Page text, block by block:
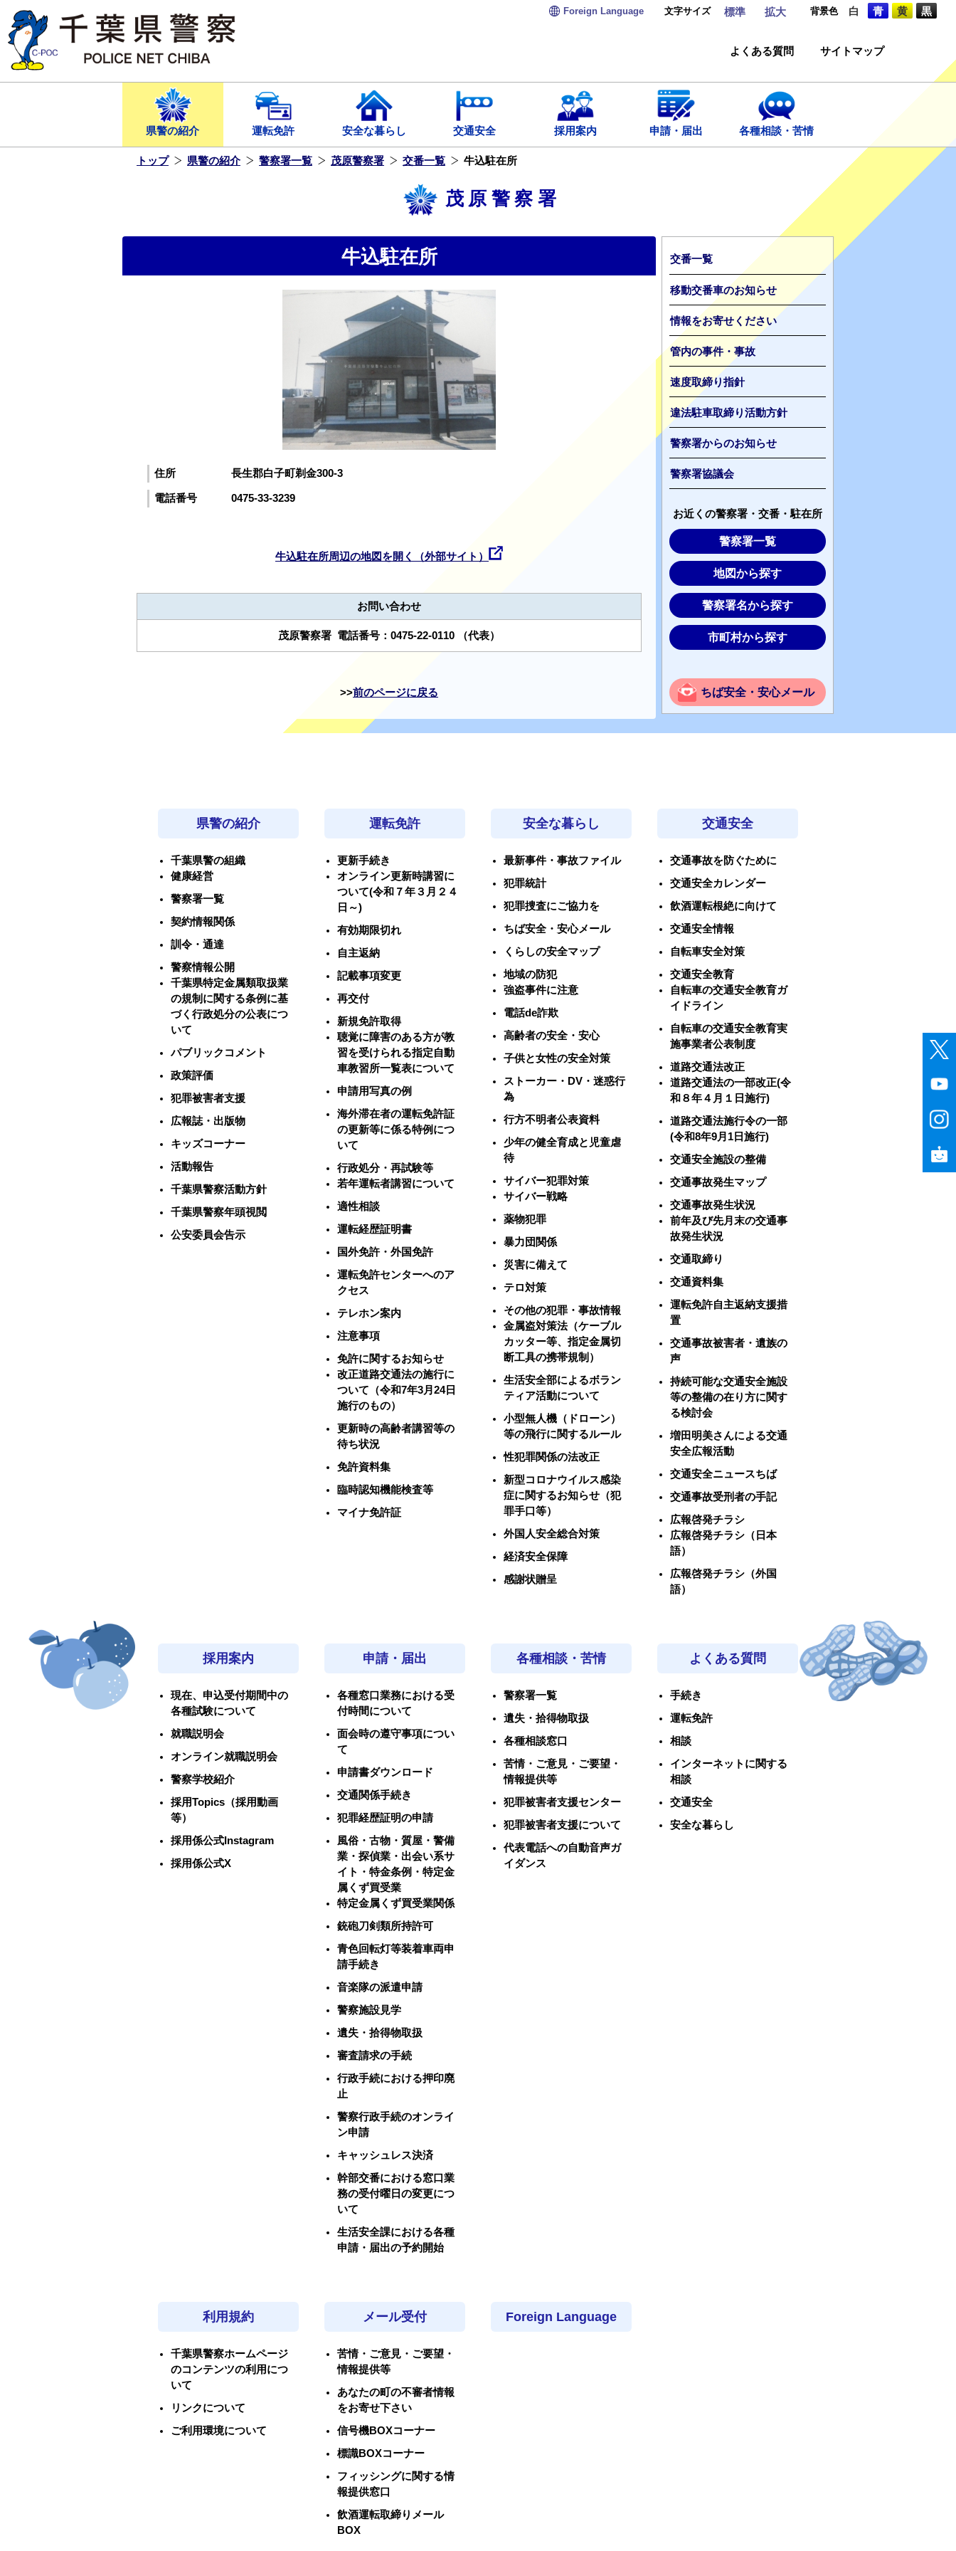
ス
キ
ま
Foreign Language 文字サイズ 標準 拡大 背景色 白 青 黄 黒
よくある質問 サイトマップ
県警の紹介 運転免許 安全な暮らし 交通安全 採用案内 申請・届出 各種相談・苦情
トップ 県警の紹介 警察署一覧 茂原警察署 交番一覧 牛込駐在所
茂原警察署
牛込駐在所
住所 長生郡白子町剃金300-3
電話番号 0475-33-3239
牛込駐在所周辺の地図を開く（外部サイト）
お問い合わせ
茂原警察署 電話番号： 0475-22-0110 （代表）
前のページに戻る
交番一覧
移動交番車のお知らせ
情報をお寄せください
管内の事件・事故
速度取締り指針
違法駐車取締り活動方針
警察署からのお知らせ
警察署協議会
お近くの警察署・交番・駐在所
警察署一覧
地図から探す
警察署名から探す
市町村から探す
ちば安全・安心メール
県警の紹介
千葉県警の組織
健康経営
警察署一覧
契約情報関係
訓令・通達
警察情報公開
千葉県特定金属類取扱業
の規制に関する条例に基
づく行政処分の公表につ
いて
パブリックコメント
政策評価
犯罪被害者支援
広報誌・出版物
キッズコーナー
活動報告
千葉県警察活動方針
千葉県警察年頭視閲
公安委員会告示
運転免許
更新手続き
オンライン更新時講習に
ついて(令和７年３月２４
日～)
有効期限切れ
自主返納
記載事項変更
再交付
新規免許取得
聴覚に障害のある方が教
習を受けられる指定自動
車教習所一覧表について
申請用写真の例
海外滞在者の運転免許証
の更新等に係る特例につ
いて
行政処分・再試験等
若年運転者講習について
適性相談
運転経歴証明書
国外免許・外国免許
運転免許センターへのア
クセス
テレホン案内
注意事項
免許に関するお知らせ
改正道路交通法の施行に
ついて（令和7年3月24日
施行のもの）
更新時の高齢者講習等の
待ち状況
免許資料集
臨時認知機能検査等
マイナ免許証
安全な暮らし
最新事件・事故ファイル
犯罪統計
犯罪捜査にご協力を
ちば安全・安心メール
くらしの安全マップ
地域の防犯
強盗事件に注意
電話de詐欺
高齢者の安全・安心
子供と女性の安全対策
ストーカー・DV・迷惑行
為
行方不明者公表資料
少年の健全育成と児童虐
待
サイバー犯罪対策
サイバー戦略
薬物犯罪
暴力団関係
災害に備えて
テロ対策
その他の犯罪・事故情報
金属盗対策法（ケーブル
カッター等、指定金属切
断工具の携帯規制）
生活安全部によるボラン
ティア活動について
小型無人機（ドローン）
等の飛行に関するルール
性犯罪関係の法改正
新型コロナウイルス感染
症に関するお知らせ（犯
罪手口等）
外国人安全総合対策
経済安全保障
感謝状贈呈
交通安全
交通事故を防ぐために
交通安全カレンダー
飲酒運転根絶に向けて
交通安全情報
自転車安全対策
交通安全教育
自転車の交通安全教育ガ
イドライン
自転車の交通安全教育実
施事業者公表制度
道路交通法改正
道路交通法の一部改正(令
和８年４月１日施行)
道路交通法施行令の一部
(令和8年9月1日施行)
交通安全施設の整備
交通事故発生マップ
交通事故発生状況
前年及び先月末の交通事
故発生状況
交通取締り
交通資料集
運転免許自主返納支援措
置
交通事故被害者・遺族の
声
持続可能な交通安全施設
等の整備の在り方に関す
る検討会
増田明美さんによる交通
安全広報活動
交通安全ニュースちば
交通事故受刑者の手記
広報啓発チラシ
広報啓発チラシ（日本
語）
広報啓発チラシ（外国
語）
採用案内
現在、申込受付期間中の
各種試験について
就職説明会
オンライン就職説明会
警察学校紹介
採用Topics（採用動画
等）
採用係公式Instagram
採用係公式X
申請・届出
各種窓口業務における受
付時間について
面会時の遵守事項につい
て
申請書ダウンロード
交通関係手続き
犯罪経歴証明の申請
風俗・古物・質屋・警備
業・探偵業・出会い系サ
イト・特金条例・特定金
属くず買受業
特定金属くず買受業関係
銃砲刀剣類所持許可
青色回転灯等装着車両申
請手続き
音楽隊の派遣申請
警察施設見学
遺失・拾得物取扱
審査請求の手続
行政手続における押印廃
止
警察行政手続のオンライ
ン申請
キャッシュレス決済
幹部交番における窓口業
務の受付曜日の変更につ
いて
生活安全課における各種
申請・届出の予約開始
各種相談・苦情
警察署一覧
遺失・拾得物取扱
各種相談窓口
苦情・ご意見・ご要望・
情報提供等
犯罪被害者支援センター
犯罪被害者支援について
代表電話への自動音声ガ
イダンス
よくある質問
手続き
運転免許
相談
インターネットに関する
相談
交通安全
安全な暮らし
利用規約
千葉県警察ホームページ
のコンテンツの利用につ
いて
リンクについて
ご利用環境について
メール受付
苦情・ご意見・ご要望・
情報提供等
あなたの町の不審者情報
をお寄せ下さい
信号機BOXコーナー
標識BOXコーナー
フィッシングに関する情
報提供窓口
飲酒運転取締りメール
BOX
Foreign Language